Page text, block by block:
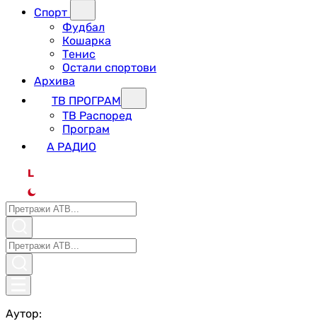
Спорт
Фудбал
Кошарка
Тенис
Остали спортови
Архива
ТВ ПРОГРАМ
ТВ Распоред
Програм
А РАДИО
L
Аутор: